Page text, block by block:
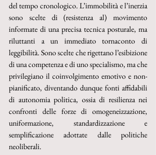
del tempo cronologico. L’immobilità e l’inerzia
sono scelte di (resistenza al) movimento
informate di una precisa tecnica posturale, ma
riluttanti a un immediato tornaconto di
leggibilità. Sono scelte che rigettano l’esibizione
di una competenza e di uno specialismo, ma che
privilegiano il coinvolgimento emotivo e non-
pianificato, diventando dunque fonti affidabili
di autonomia politica, ossia di resilienza nei
confronti delle forze di omogeneizzazione,
uniformazione, standardizzazione e
semplificazione adottate dalle politiche
neoliberali.